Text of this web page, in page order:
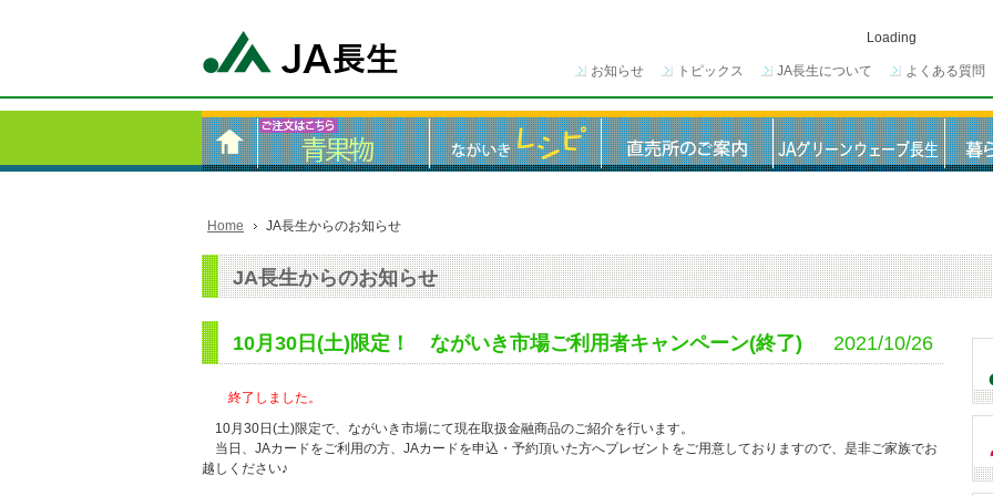
Loading
お知らせ トピックス JA長生について よくある質問
Home JA長生からのお知らせ
JA長生からのお知らせ
2021/10/26
10月30日(土)限定！ ながいき市場ご利用者キャンペーン(終了)
終了しました。
10月30日(土)限定で、ながいき市場にて現在取扱金融商品のご紹介を行います。
当日、JAカードをご利用の方、JAカードを申込・予約頂いた方へプレゼントをご用意しておりますので、是非ご家族でお
越しください♪